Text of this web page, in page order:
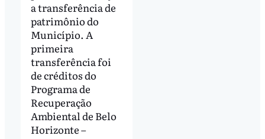
a transferência de
patrimônio do
Município. A
primeira
transferência foi
de créditos do
Programa de
Recuperação
Ambiental de Belo
Horizonte –